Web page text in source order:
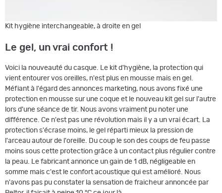
Kit hygiène interchangeable, à droite en gel
Le gel, un vrai confort !
Voici la nouveauté du casque. Le kit d'hygiène, la protection qui
vient entourer vos oreilles, n'est plus en mousse mais en gel.
Méfiant à l'égard des annonces marketing, nous avons fixé une
protection en mousse sur une coque et le nouveau kit gel sur l'autre
lors d'une séance de tir. Nous avons vraiment pu noter une
différence. Ce n'est pas une révolution mais il y a un vrai écart. La
protection s'écrase moins, le gel réparti mieux la pression de
l'arceau autour de l'oreille. Du coup le son des coups de feu passe
moins sous cette protection grâce à un contact plus régulier contre
la peau. Le fabricant annonce un gain de 1 dB, négligeable en
somme mais c'est le confort acoustique qui est amélioré. Nous
n'avons pas pu constater la sensation de fraicheur annoncée par